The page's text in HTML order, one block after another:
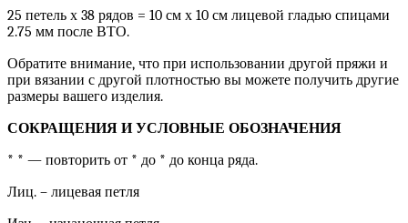
25 петель х 38 рядов = 10 см х 10 см лицевой гладью спицами
2.75 мм после ВТО.
Обратите внимание, что при использовании другой пряжи и
при вязании с другой плотностью вы можете получить другие
размеры вашего изделия.
СОКРАЩЕНИЯ И УСЛОВНЫЕ ОБОЗНАЧЕНИЯ
* * — повторить от * до * до конца ряда.
Лиц. – лицевая петля